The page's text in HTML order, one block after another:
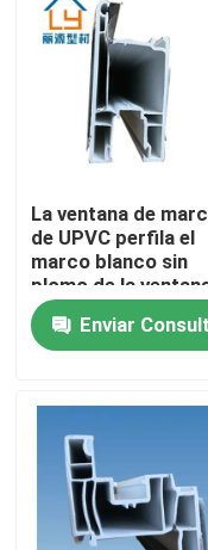
Hogar
vídeos
Sobre nosotros
La ventana de
de UPVC perfila el
marco blanco sin
plomo de la
desplazamiento
Enviar